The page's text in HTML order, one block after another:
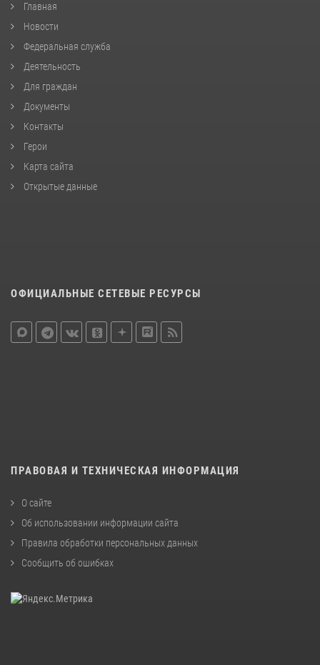
Главная
Новости
Федеральная служба
Деятельность
Для граждан
Документы
Контакты
Герои
Карта сайта
Открытые данные
ОФИЦИАЛЬНЫЕ СЕТЕВЫЕ РЕСУРСЫ
ПРАВОВАЯ И ТЕХНИЧЕСКАЯ ИНФОРМАЦИЯ
О сайте
Об использовании информации сайта
Правила обработки персональных данных
Сообщить об ошибках